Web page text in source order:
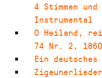
4 Stimmen
Instrumental
O Heiland,
74 Nr. 2, 1860
Ein deutsches